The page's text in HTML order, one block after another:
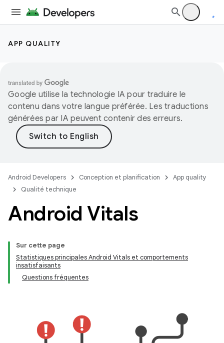
APP QUALITY
Google utilise la technologie IA pour traduire le
contenu dans votre langue préférée. Les traductions
générées par IA peuvent contenir des erreurs.
Android Developers Conception et planification
App quality
Qualité technique
Android Vitals
Sur cette page
Statistiques principales Android Vitals et comportements
insatisfaisants
Questions fréquentes